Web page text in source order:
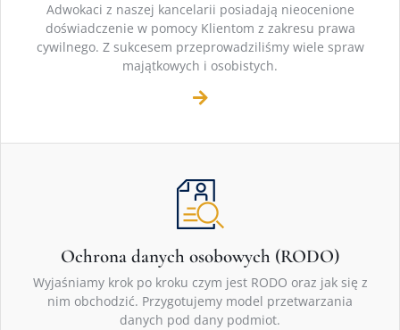
Adwokaci z naszej kancelarii posiadają nieocenione
doświadczenie w pomocy Klientom z zakresu prawa
cywilnego. Z sukcesem przeprowadziliśmy wiele spraw
majątkowych i osobistych.
Ochrona danych osobowych (RODO)
Wyjaśniamy krok po kroku czym jest RODO oraz jak się z
nim obchodzić. Przygotujemy model przetwarzania
danych pod dany podmiot.